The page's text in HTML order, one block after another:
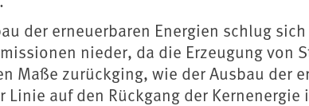
der erneuerbaren Energien schlug
nieder, da die Erzeugung von
Maße zurückging, wie der Ausbau der
Linie auf den Rückgang der